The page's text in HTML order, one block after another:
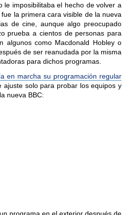
imposibilitaba el hecho de volver a
la primera cara visible de la nueva
de cine, aunque algo preocupado
prueba a cientos de personas para
algunos como Macdonald Hobley o
de ser reanudada por la misma
para dichos programas.
en marcha su programación regular
ajuste solo para probar los equipos y
nueva BBC: